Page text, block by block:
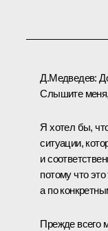
Д.Медведев:
Слышите меня,
Я хотел бы,
ситуации,
и
потому что
а по
Прежде всего